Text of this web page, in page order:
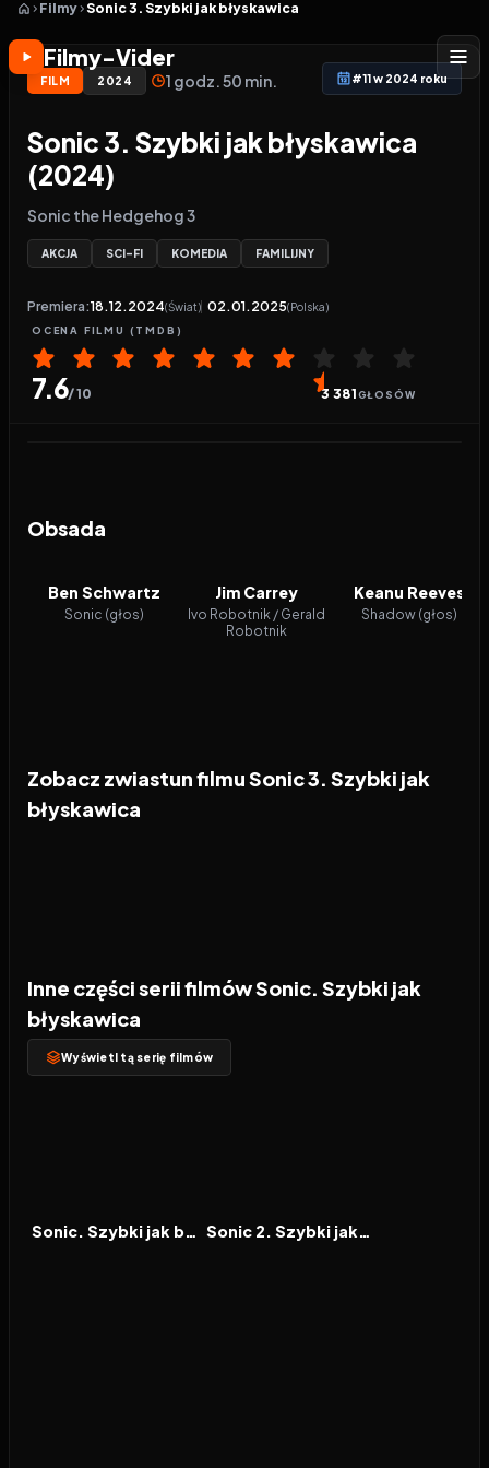
Filmy-Vider
Filmy Sonic 3. Szybki jak błyskawica
FILM 2024 1 godz. 50 min. #11 w 2024 roku
Sonic 3. Szybki jak błyskawica
(2024)
Sonic the Hedgehog 3
AKCJA SCI-FI KOMEDIA FAMILIJNY
Premiera:18.12.2024(Świat) 02.01.2025(Polska)
OCENA FILMU (TMDB)
7.6/ 10 3 381GŁOSÓW
Obsada
Ben Schwartz
Sonic (głos)
Jim Carrey
Ivo Robotnik / Gerald
Robotnik
Keanu Reeves
Shadow (głos)
Zobacz zwiastun filmu Sonic 3. Szybki jak
błyskawica
Inne części serii filmów Sonic. Szybki jak
błyskawica
Wyświetl tą serię filmów
FILM Sonic. Szybki jak błyskawica FILM Sonic 2. Szybki jak błyskawica